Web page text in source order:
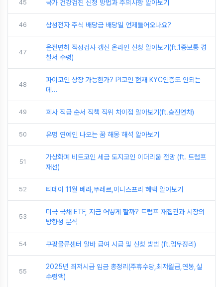
45 국가 건강검진 신청 방법과 주의사항 알아보기
46 삼성전자 주식 배당금 배당일 언제들어오나요?
47
운전면허 적성검사 갱신 온라인 신청 알아보기(ft.1종보통 경
찰서 수령)
48
파이코인 상장 가능한가? PI코인 현재 KYC인증도 안되는
데...
49 회사 직급 순서 직책 직위 차이점 알아보기(ft.승진연차)
50 유명 연예인 나오는 꿈 해몽 해석 알아보기
51
가상화폐 비트코인 세금 도지코인 이더리움 전망 (ft. 트럼프
재선)
52 티데이 11월 베라,뚜레르,이니스프리 혜택 알아보기
53
미국 국채 ETF, 지금 어떻게 할까? 트럼프 재집권과 시장의
방향성 분석
54 쿠팡물류센터 알바 급여 시급 및 신청 방법 (ft.업무정리)
55
2025년 최저시급 임금 총정리(주휴수당,최저월급,연봉,실
수령액)